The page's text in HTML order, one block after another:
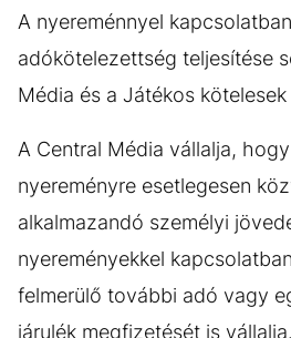
A nyereménnyel
adókötelezettség teljesítése
Média és a Játékos
A Central Média vállalja,
nyereményre esetlegesen
alkalmazandó személyi
nyereményekkel
felmerülő további adó vagy
járulék megfizetését is